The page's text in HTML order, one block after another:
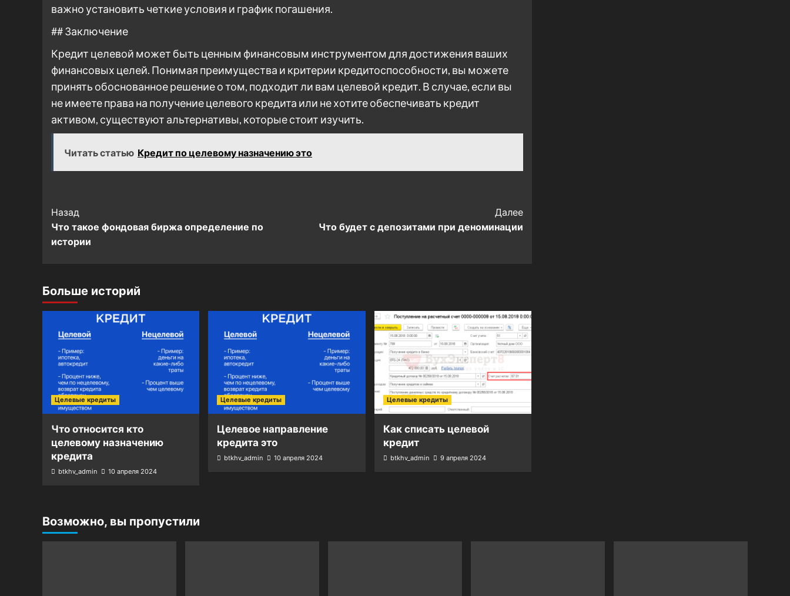
важно установить четкие условия и график погашения.
## Заключение
Кредит целевой может быть ценным финансовым инструментом для достижения ваших
финансовых целей. Понимая преимущества и критерии кредитоспособности, вы можете
принять обоснованное решение о том, подходит ли вам целевой кредит. В случае, если вы
не имеете права на получение целевого кредита или не хотите обеспечивать кредит
активом, существуют альтернативы, которые стоит изучить.
Читать статью Кредит по целевому назначению это
Post
Navigation
Назад
Что такое фондовая биржа определение по
истории
Далее
Что будет с депозитами при деноминации
Больше историй
Целевые кредиты
Что относится кто
целевому назначению
кредита
btkhv_admin 10 апреля 2024
Целевые кредиты
Целевое направление
кредита это
btkhv_admin 10 апреля 2024
Целевые кредиты
Как списать целевой
кредит
btkhv_admin 9 апреля 2024
Возможно, вы пропустили